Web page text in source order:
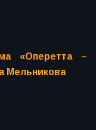
«Оперетта –
Мельникова